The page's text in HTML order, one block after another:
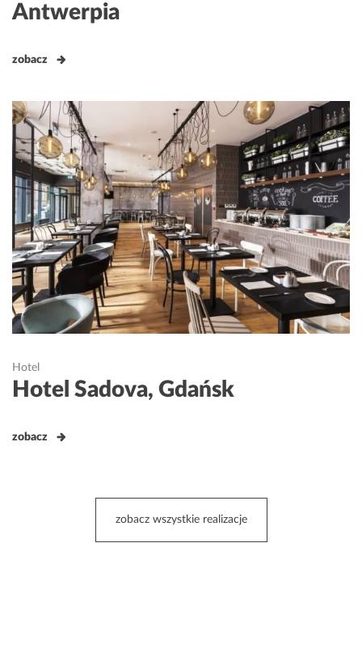
Antwerpia
zobacz
Hotel
Hotel Sadova, Gdańsk
zobacz
zobacz wszystkie realizacje